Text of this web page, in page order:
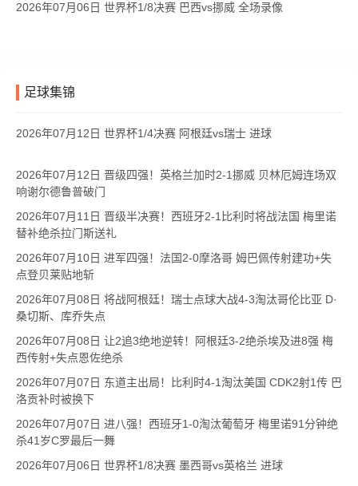
2026年07月06日 世界杯1/8决赛 巴西vs挪威 全场录像
足球集锦
2026年07月12日 世界杯1/4决赛 阿根廷vs瑞士 进球
2026年07月12日 晋级四强！英格兰加时2-1挪威 贝林厄姆连场双
响谢尔德鲁普破门
2026年07月11日 晋级半决赛！西班牙2-1比利时将战法国 梅里诺
替补绝杀拉门斯送礼
2026年07月10日 进军四强！法国2-0摩洛哥 姆巴佩传射建功+失
点登贝莱贴地斩
2026年07月08日 将战阿根廷！瑞士点球大战4-3淘汰哥伦比亚 D·
桑切斯、库乔失点
2026年07月08日 让2追3绝地逆转！阿根廷3-2绝杀埃及进8强 梅
西传射+失点恩佐绝杀
2026年07月07日 东道主出局！比利时4-1淘汰美国 CDK2射1传 巴
洛贡补时被换下
2026年07月07日 进八强！西班牙1-0淘汰葡萄牙 梅里诺91分钟绝
杀41岁C罗最后一舞
2026年07月06日 世界杯1/8决赛 墨西哥vs英格兰 进球